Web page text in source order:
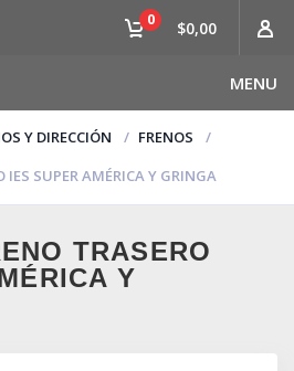
MENU
0 $0,00
Y DIRECCIÓN
FRENOS
IES SUPER AMÉRICA Y GRINGA
TRASERO
Y